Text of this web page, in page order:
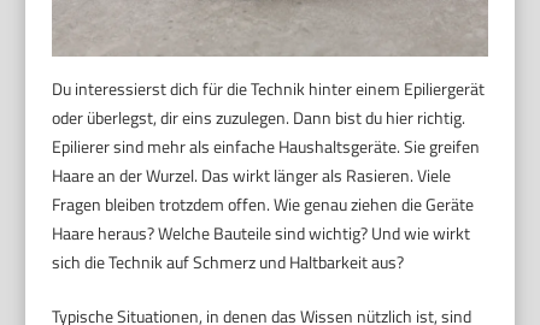
Du interessierst dich für die Technik hinter einem Epiliergerät
oder überlegst, dir eins zuzulegen. Dann bist du hier richtig.
Epilierer sind mehr als einfache Haushaltsgeräte. Sie greifen
Haare an der Wurzel. Das wirkt länger als Rasieren. Viele
Fragen bleiben trotzdem offen. Wie genau ziehen die Geräte
Haare heraus? Welche Bauteile sind wichtig? Und wie wirkt
sich die Technik auf Schmerz und Haltbarkeit aus?
Typische Situationen, in denen das Wissen nützlich ist, sind